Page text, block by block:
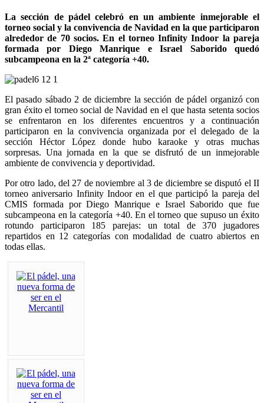
La sección de pádel celebró en un ambiente inmejorable el
torneo social y la convivencia de Navidad en la que participaron
alrededor de 70 socios. En el torneo Infinity Indoor la pareja
formada por Diego Manrique e Israel Saborido quedó
subcampeona en la 2ª categoría +40.
El pasado sábado 2 de diciembre la sección de pádel organizó con
gran éxito el torneo social de Navidad en el que hasta setenta socios
se enfrentaron en los diferentes encuentros y a continuación
participaron en la convivencia organizada por el delegado de la
sección Héctor López donde hubo karaoke y otras muchas
sorpresas. Una jornada en la que se disfrutó de un inmejorable
ambiente de convivencia y deportividad.
Por otro lado, del 27 de noviembre al 3 de diciembre se disputó el II
torneo aniversario Infinity Indoor en el que participó la pareja del
CMIS formada por Diego Manrique e Israel Saborido que fue
subcampeona en la categoría +40. En el torneo que supuso un éxito
rotundo participaron 185 parejas: un total de 370 jugadores
repartidos en 12 categorías con modalidad de cuatro abiertos en
todas ellas.